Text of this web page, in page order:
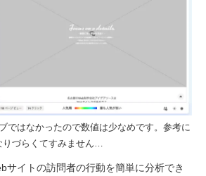
ではなかったので数値は少なめです。参考に
りづらくてすみません…
サイトの訪問者の行動を簡単に分析でき